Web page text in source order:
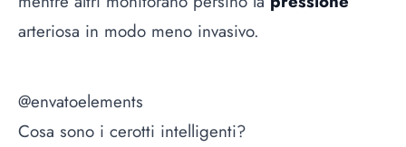
arteriosa in modo meno invasivo.
@envatoelements
Cosa sono i cerotti intelligenti?